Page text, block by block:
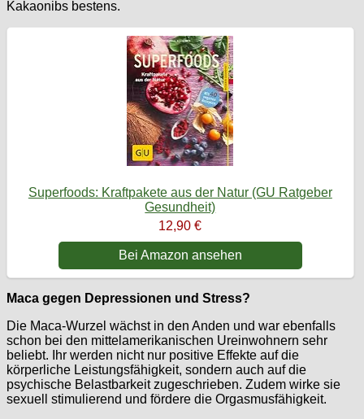
Kakaonibs bestens.
Superfoods: Kraftpakete aus der Natur (GU Ratgeber
Gesundheit)
12,90 €
Bei Amazon ansehen
Maca gegen Depressionen und Stress?
Die Maca-Wurzel wächst in den Anden und war ebenfalls
schon bei den mittelamerikanischen Ureinwohnern sehr
beliebt. Ihr werden nicht nur positive Effekte auf die
körperliche Leistungsfähigkeit, sondern auch auf die
psychische Belastbarkeit zugeschrieben. Zudem wirke sie
sexuell stimulierend und fördere die Orgasmusfähigkeit.